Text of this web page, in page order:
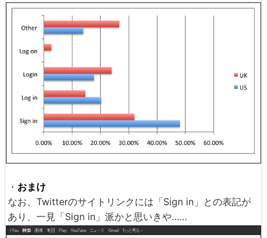
・ おまけ
なお、Twitterのサイトリンクには「Sign in」との表記が
あり、一見「Sign in」派かと思いきや……